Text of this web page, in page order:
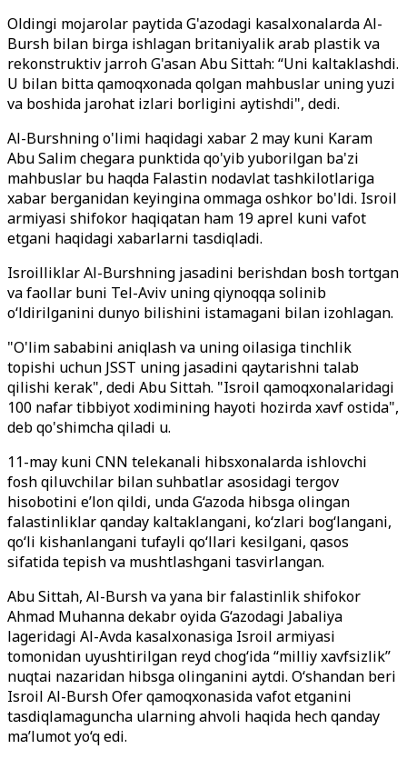
Oldingi mojarolar paytida G'azodagi kasalxonalarda Al-
Bursh bilan birga ishlagan britaniyalik arab plastik va
rekonstruktiv jarroh G'asan Abu Sittah: “Uni kaltaklashdi.
U bilan bitta qamoqxonada qolgan mahbuslar uning yuzi
va boshida jarohat izlari borligini aytishdi", dedi.
Al-Burshning o'limi haqidagi xabar 2 may kuni Karam
Abu Salim chegara punktida qo'yib yuborilgan ba'zi
mahbuslar bu haqda Falastin nodavlat tashkilotlariga
xabar berganidan keyingina ommaga oshkor bo'ldi. Isroil
armiyasi shifokor haqiqatan ham 19 aprel kuni vafot
etgani haqidagi xabarlarni tasdiqladi.
Isroilliklar Al-Burshning jasadini berishdan bosh tortgan
va faollar buni Tel-Aviv uning qiynoqqa solinib
o‘ldirilganini dunyo bilishini istamagani bilan izohlagan.
"O'lim sababini aniqlash va uning oilasiga tinchlik
topishi uchun JSST uning jasadini qaytarishni talab
qilishi kerak", dedi Abu Sittah. "Isroil qamoqxonalaridagi
100 nafar tibbiyot xodimining hayoti hozirda xavf ostida",
deb qo'shimcha qiladi u.
11-may kuni CNN telekanali hibsxonalarda ishlovchi
fosh qiluvchilar bilan suhbatlar asosidagi tergov
hisobotini e’lon qildi, unda G‘azoda hibsga olingan
falastinliklar qanday kaltaklangani, ko‘zlari bog‘langani,
qo‘li kishanlangani tufayli qo‘llari kesilgani, qasos
sifatida tepish va mushtlashgani tasvirlangan.
Abu Sittah, Al-Bursh va yana bir falastinlik shifokor
Ahmad Muhanna dekabr oyida G‘azodagi Jabaliya
lageridagi Al-Avda kasalxonasiga Isroil armiyasi
tomonidan uyushtirilgan reyd chog‘ida “milliy xavfsizlik”
nuqtai nazaridan hibsga olinganini aytdi. O‘shandan beri
Isroil Al-Bursh Ofer qamoqxonasida vafot etganini
tasdiqlamaguncha ularning ahvoli haqida hech qanday
ma’lumot yo‘q edi.